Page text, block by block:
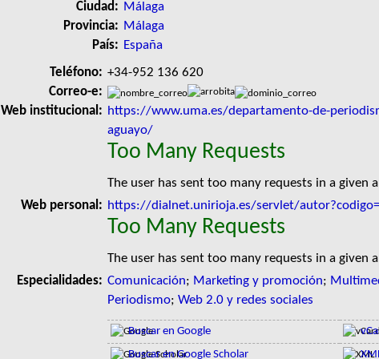
Ciudad: Málaga
Provincia: Málaga
País: España
Teléfono: +34-952 136 620
Correo-e:
Web institucional: https://www.uma.es/departamento-de-
aguayo/
Too Many Requests
The user has sent too many requests in a given
Web personal: https://dialnet.unirioja.es/servlet/
Too Many Requests
The user has sent too many requests in a given
Especialidades: Comunicación; Marketing y promoción;
Periodismo; Web 2.0 y redes sociales
Buscar en Google
Buscar en Google Scholar